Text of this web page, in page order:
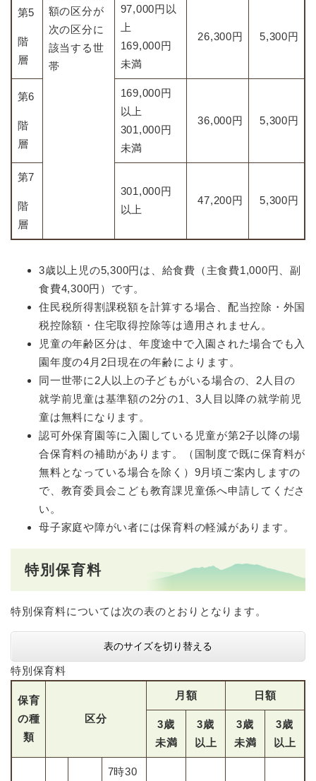
額の区分が
次の区分に
該当する世
帯
第5
階
層
97,000円以
上
169,000円
未満
26,300円 5,300円
第6
階
層
169,000円
以上
301,000円
未満
36,000円 5,300円
第7
階
層
301,000円
以上
47,200円 5,300円
3歳以上児の5,300円は、給食費（主食費1,000円、副
食費4,300円）です。
住民税所得割課税額を計算する場合、配当控除・外国
税控除額・住宅取得控除等は適用されません。
児童の年齢区分は、年度途中で入園された場合でも入
園年度の4月2日現在の年齢によります。
同一世帯に2人以上の子どもがいる場合の、2人目の
就学前児童は基準額の2分の1、3人目以降の就学前児
童は無料になります。
認可外保育園等に入園している児童が第2子以降の場
合保育料の補助があります。（国制度で既に保育料が
無料となっている場合を除く）9月頃ご案内しますの
で、教育委員会こども教育課児童係へ申請してくださ
い。
母子家庭や障がい者には保育料の軽減があります。
特別保育料
特別保育料については次の表のとおりとなります。
表のサイズを切り替える
特別保育料
保育
の種
類
区分
月額 日額
3歳
未満
3歳
以上
3歳
未満
3歳
以上
7時30